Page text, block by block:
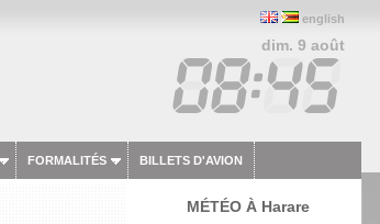
english
dim. 9 août
FORMALITÉS BILLETS D'AVION
MÉTÉO À Harare